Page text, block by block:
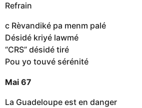
Refrain
c Rèvandiké pa menm palé
Désidé kriyé lawmé
“CRS” désidé tiré
Pou yo touvé sérénité
Mai 67
La Guadeloupe est en danger